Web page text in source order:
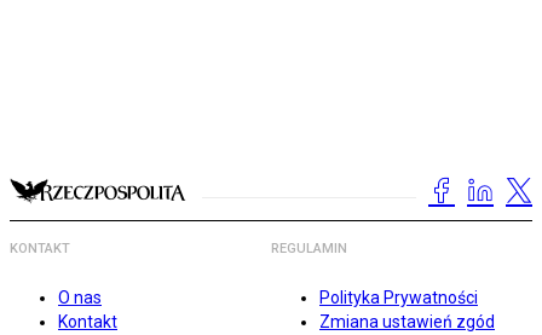
KONTAKT
O nas
Kontakt
REGULAMIN
Polityka Prywatności
Zmiana ustawień zgód